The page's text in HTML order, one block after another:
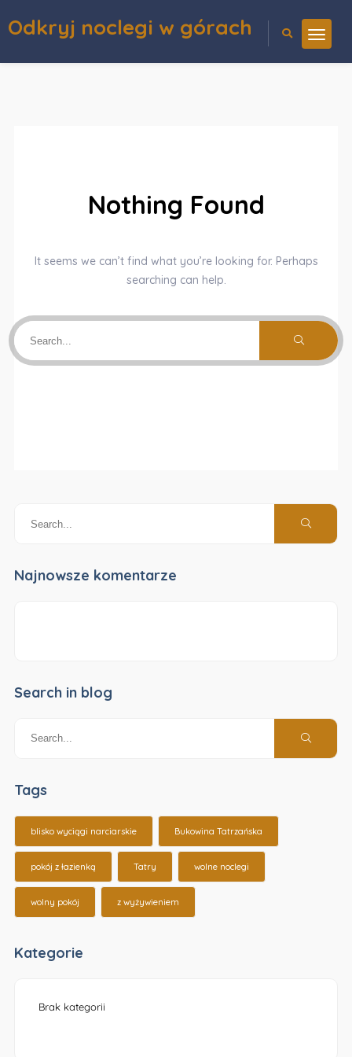
Odkryj noclegi w górach
Nothing Found
It seems we can’t find what you’re looking for. Perhaps
searching can help.
Najnowsze komentarze
Search in blog
Tags
blisko wyciągi narciarskie Bukowina Tatrzańska
pokój z łazienką Tatry wolne noclegi
wolny pokój z wyżywieniem
Kategorie
Brak kategorii